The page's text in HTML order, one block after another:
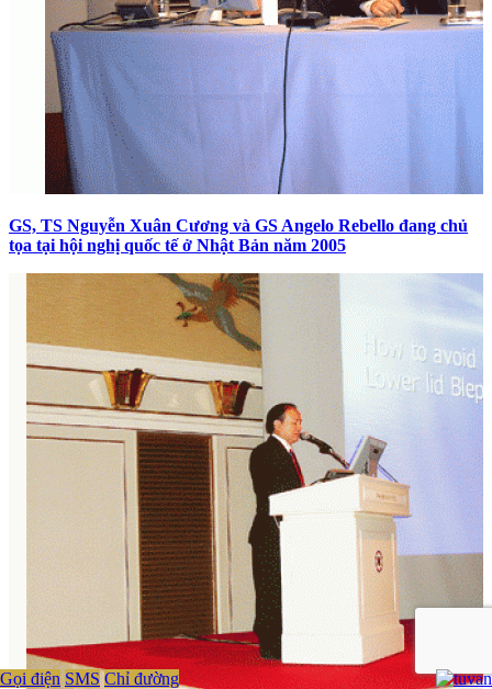
GS, TS Nguyễn Xuân Cương và GS Angelo Rebello đang chủ
tọa tại hội nghị quốc tế ở Nhật Bản năm 2005
Gọi điện SMS Chỉ đường